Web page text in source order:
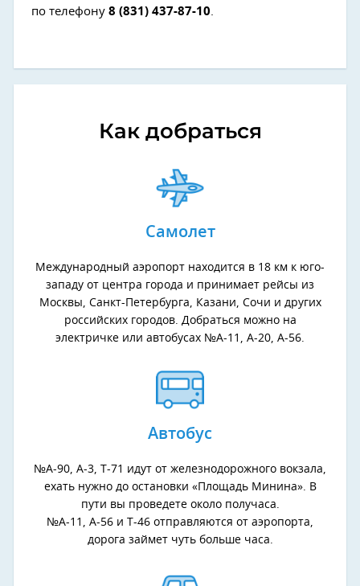
по телефону 8 (831) 437-87-10.
Как добраться
Самолет
Международный аэропорт находится в 18 км к юго-
западу от центра города и принимает рейсы из
Москвы, Санкт-Петербурга, Казани, Сочи и других
российских городов. Добраться можно на
электричке или автобусах №А-11, А-20, А-56.
Автобус
№А-90, А-3, Т-71 идут от железнодорожного вокзала,
ехать нужно до остановки «Площадь Минина». В
пути вы проведете около получаса.
№А-11, А-56 и Т-46 отправляются от аэропорта,
дорога займет чуть больше часа.